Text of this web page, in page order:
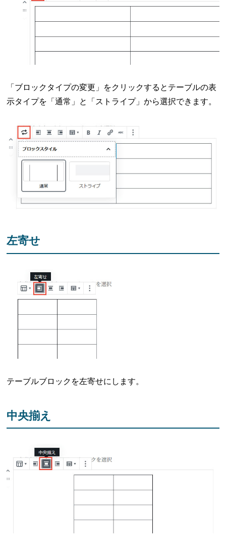
「ブロックタイプの変更」をクリックするとテーブルの表
示タイプを「通常」と「ストライプ」から選択できます。
左寄せ
テーブルブロックを左寄せにします。
中央揃え